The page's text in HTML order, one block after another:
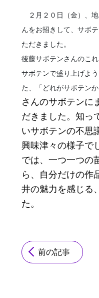
２月２０日（金）、
んをお招きして、サボ
ただきました。
後藤サボテンさんのこ
サボテンで盛り上げよ
た、「どれがサボテン
さんのサボテンに
だきました。知っ
いサボテンの不思
興味津々の様子で
では、一つ一つの
ら、自分だけの作
井の魅力を感じる
た。
前の記事